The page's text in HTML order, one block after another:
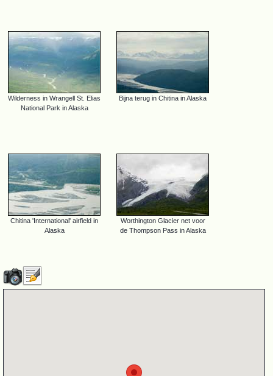
Wilderness in Wrangell St. Elias
National Park in Alaska
Bijna terug in Chitina in Alaska
Chitina 'International' airfield in
Alaska
Worthington Glacier net voor
de Thompson Pass in Alaska